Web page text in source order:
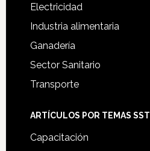
Electricidad
Industria alimentaria
Ganadería
Sector Sanitario
Transporte
ARTÍCULOS POR TEMAS SST
Capacitación